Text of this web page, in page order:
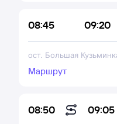
08:45 09:20
ост. Большая
Маршрут
08:50 09:05